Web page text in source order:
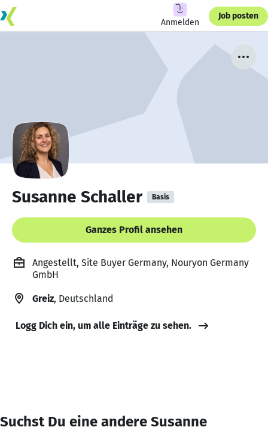
Anmelden
Job posten
Susanne Schaller Basis
Ganzes Profil ansehen
Angestellt, Site Buyer Germany, Nouryon Germany
GmbH
Greiz, Deutschland
Logg Dich ein, um alle Einträge zu sehen.
Suchst Du eine andere Susanne